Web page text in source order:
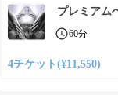
プレミアム
60分
4チケット(¥11,550)